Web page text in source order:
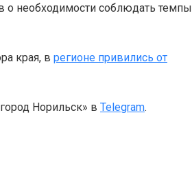
о необходимости соблюдать темпы
края, в регионе привились от
Норильск» в Telegram.